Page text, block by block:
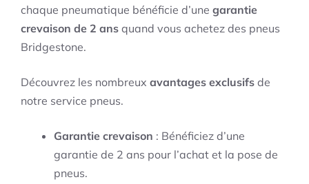
chaque pneumatique bénéficie d’une garantie
crevaison de 2 ans quand vous achetez des pneus
Bridgestone.
Découvrez les nombreux avantages exclusifs de
notre service pneus.
Garantie crevaison : Bénéficiez d’une
garantie de 2 ans pour l’achat et la pose de
pneus.